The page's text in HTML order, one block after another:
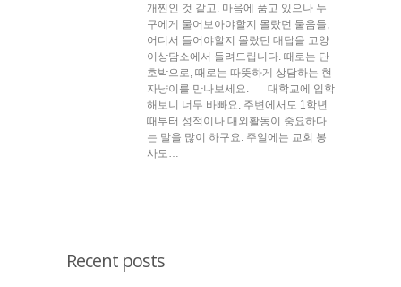
개찐인 것 같고. 마음에 품고 있으나 누
구에게 물어보아야할지 몰랐던 물음들,
어디서 들어야할지 몰랐던 대답을 고양
이상담소에서 들려드립니다. 때로는 단
호박으로, 때로는 따뜻하게 상담하는 현
자냥이를 만나보세요. 대학교에 입학
해보니 너무 바빠요. 주변에서도 1학년
때부터 성적이나 대외활동이 중요하다
는 말을 많이 하구요. 주일에는 교회 봉
사도…
Recent posts